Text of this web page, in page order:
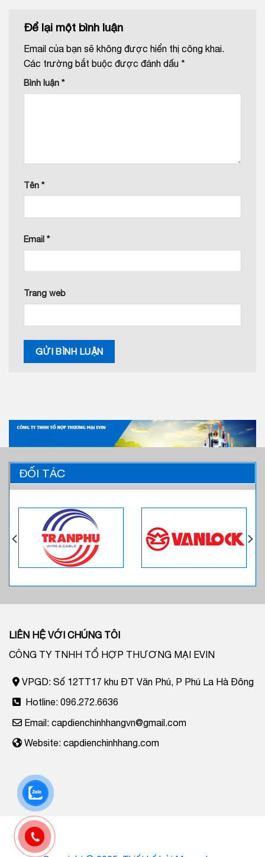
Để lại một bình luận
Email của bạn sẽ không được hiển thị công khai.
Các trường bắt buộc được đánh dấu *
Bình luận *
Tên *
Email *
Trang web
ĐỐI TÁC
LIÊN HỆ VỚI CHÚNG TÔI
CÔNG TY TNHH TỔ HỢP THƯƠNG MẠI EVIN
VPGD: Số 12TT17 khu ĐT Văn Phú, P Phú La Hà Đông
Hotline: 096.272.6636
Email: capdienchinhhangvn@gmail.com
Website: capdienchinhhang.com